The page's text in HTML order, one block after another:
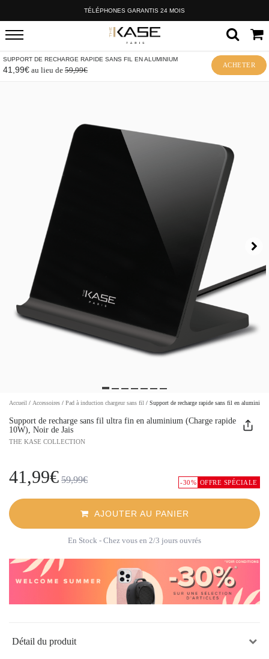
TÉLÉPHONES GARANTIS 24 MOIS
SUPPORT DE RECHARGE RAPIDE SANS FIL EN ALUMINIUM
41,99€ au lieu de 59,99€
ACHETER
Accueil / Accessoires / Pad à induction chargeur sans fil / Support de recharge rapide sans fil en aluminium
Support de recharge sans fil ultra fin en aluminium (Charge rapide
10W), Noir de Jais
THE KASE COLLECTION
-30% OFFRE SPÉCIALE
41,99€ 59,99€
AJOUTER AU PANIER
En Stock - Chez vous en 2/3 jours ouvrés
Détail du produit